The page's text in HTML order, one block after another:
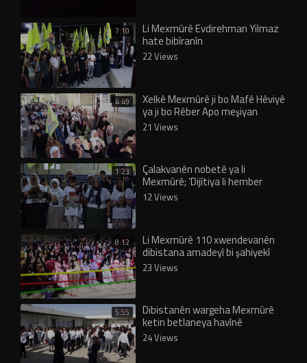
7:10 Li Mexmûrê Evdirehman Yilmaz
hate bibîranîn
22 Views
4:49 Xelkê Mexmûrê ji bo Mafê Hêviyê
ya ji bo Rêber Apo meşiyan
21 Views
1:23 Çalakvanên nobetê ya li
Mexmûrê; ‘Dijîtiya li hember
Rêber Apo nayê qebûlkirin’
12 Views
8:12 Li Mexmûrê 110 xwendevanên
dibistana amadeyî bi şahiyekî
derçûn
23 Views
5:55 Dibistanên wargeha Mexmûrê
ketin betlaneya havînê
24 Views